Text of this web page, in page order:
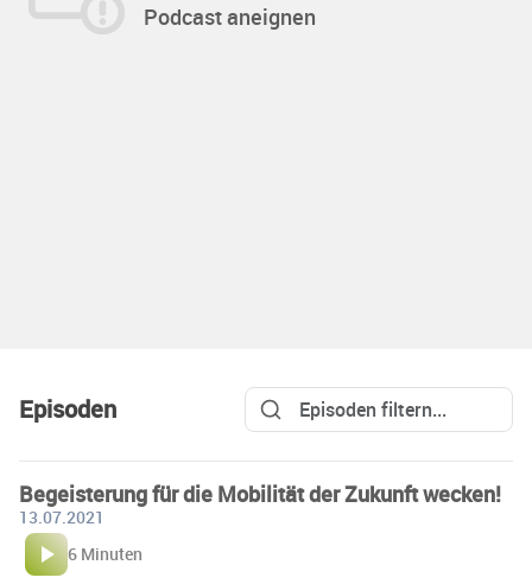
Podcast aneignen
Episoden
Begeisterung für die Mobilität der Zukunft wecken!
13.07.2021
6 Minuten